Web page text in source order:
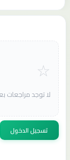
لا توجد مراجعات
تسجيل الدخول